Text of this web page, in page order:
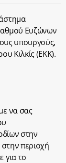
Ευζώνων
υπουργούς,
Κιλκίς (ΕΚΚ).
να σας
στην
περιοχή
για το